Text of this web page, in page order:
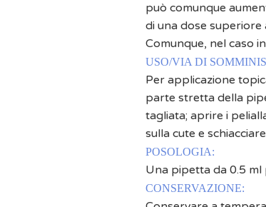
può comunque
di una dose
Comunque, nel caso
USO/VIA DI
Per applicazione
parte stretta della
tagliata; aprire i
sulla cute e
POSOLOGIA:
Una pipetta da 0.5
CONSERVAZIONE: